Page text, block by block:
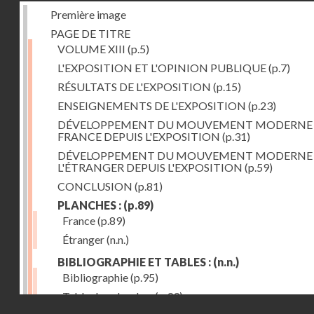
Première image
PAGE DE TITRE
VOLUME XIII (p.5)
L'EXPOSITION ET L'OPINION PUBLIQUE(p.7)
RÉSULTATS DE L'EXPOSITION (p.15)
ENSEIGNEMENTS DE L'EXPOSITION (p.23)
DÉVELOPPEMENT DU MOUVEMENT
FRANCE DEPUIS L'EXPOSITION (p.31)
DÉVELOPPEMENT DU MOUVEMENT
L'ÉTRANGER DEPUIS L'EXPOSITION (p.59)
CONCLUSION (p.81)
PLANCHES : (p.89)
France(p.89)
Étranger(n.n.)
BIBLIOGRAPHIE ET TABLES : (n.n.)
Bibliographie(p.95)
Table des planches(p.99)